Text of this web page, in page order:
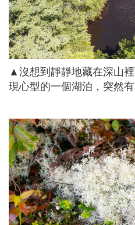
▲沒想到靜靜地藏在深山
現心型的一個湖泊，突然